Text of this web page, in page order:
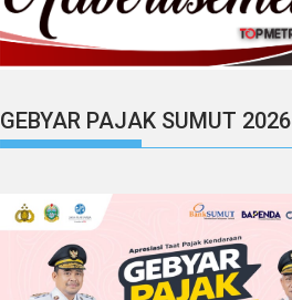
GEBYAR PAJAK SUMUT 2026